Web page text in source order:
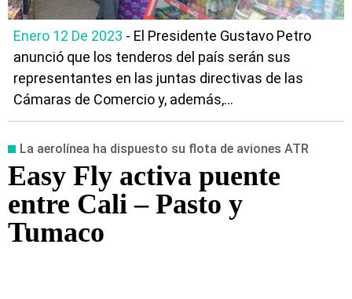
Enero 12 De 2023 - El Presidente Gustavo Petro
anunció que los tenderos del país serán sus
representantes en las juntas directivas de las
Cámaras de Comercio y, además,...
La aerolínea ha dispuesto su flota de aviones ATR
Easy Fly activa puente
entre Cali – Pasto y
Tumaco